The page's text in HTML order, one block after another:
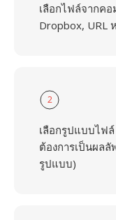
เลือกไฟล์จากคอ
Dropbox, URL
2
เลือกรูปแบบไฟ
ต้องการเป็นผล
รูปแบบ)